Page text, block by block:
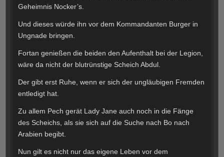
Geheimnis Nocker’s.
Und dieses würde ihn vor dem Kommandanten Burger in
Ungnade bringen.
Fortan genießen die beiden den Aufenthalt bei der Legion,
wäre da nicht der blutrünstige Scheich Abdul.
Der gibt erst Ruhe, wenn er sich der ungläubigen Fremden
entledigt hat.
Zu allem Pech gerät Lady Jane auch noch in die Fänge
des Scheichs, als sie sich auf die Suche nach Bo nach
Arabien begibt.
Nun gilt es nicht nur das eigene Leben vor dem